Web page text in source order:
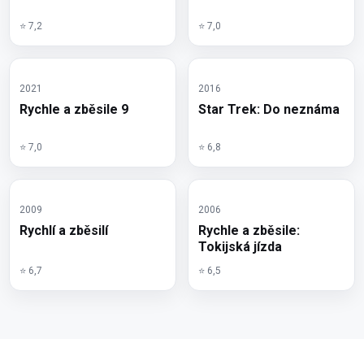
⭐ 7,2 ⭐ 7,0
2021
Rychle a zběsile 9
⭐ 7,0
2016
Star Trek: Do neznáma
⭐ 6,8
2009
Rychlí a zběsilí
⭐ 6,7
2006
Rychle a zběsile:
Tokijská jízda
⭐ 6,5